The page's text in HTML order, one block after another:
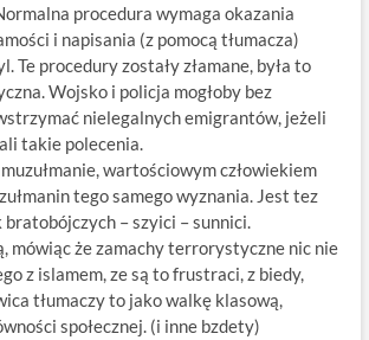
procedura wymaga okazania
i napisania (z pomocą tłumacza)
Te procedury zostały złamane, była to
Wojsko i policja mogłoby bez
nielegalnych emigrantów, jeżeli
takie polecenia.
wartościowym człowiekiem
tego samego wyznania. Jest tez
– szyici – sunnici.
mówiąc że zamachy terrorystyczne nic nie
z islamem, ze są to frustraci, z biedy,
tłumaczy to jako walkę klasową,
społecznej. (i inne bzdety)